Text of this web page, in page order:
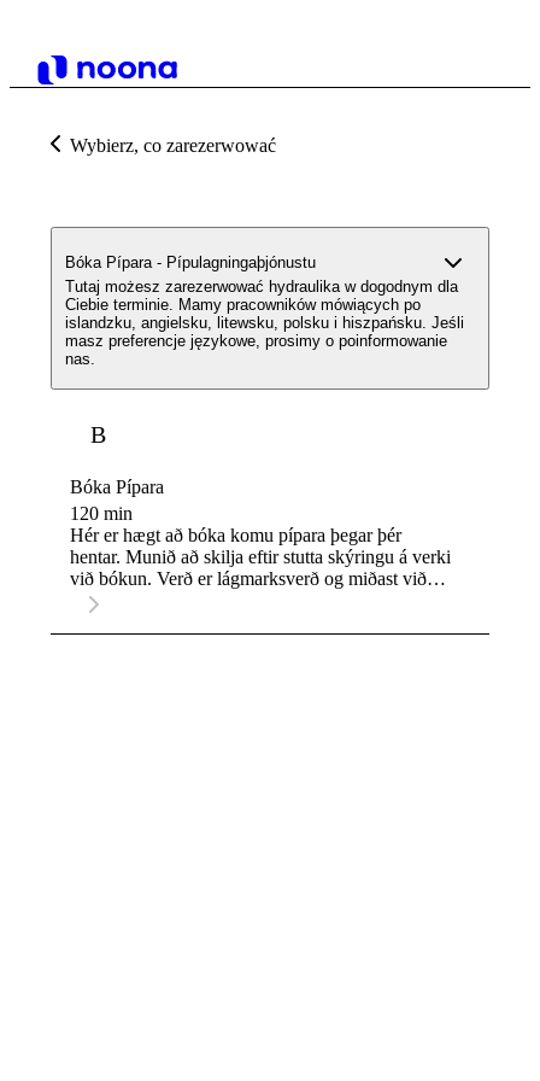
Wybierz, co zarezerwować
Bóka Pípara - Pípulagningaþjónustu
Tutaj możesz zarezerwować hydraulika w dogodnym dla
Ciebie terminie. Mamy pracowników mówiących po
islandzku, angielsku, litewsku, polsku i hiszpańsku. Jeśli
masz preferencje językowe, prosimy o poinformowanie
nas.
B
Bóka Pípara
120 min
Hér er hægt að bóka komu pípara þegar þér
hentar. Munið að skilja eftir stutta skýringu á verki
við bókun. Verð er lágmarksverð og miðast við
fyrstu tvær klukkustundir. Eftir það er farið eftir